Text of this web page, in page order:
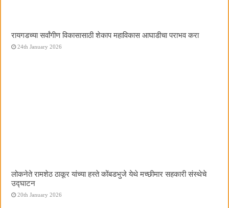
रायगडच्या सर्वांगीण विकासासाठी शेकाप महाविकास आघाडीचा पराभव करा
24th January 2026
लोकनेते रामशेठ ठाकूर यांच्या हस्ते कोंबडभुजे येथे मच्छीमार सहकारी संस्थेचे
उद्घाटन
20th January 2026